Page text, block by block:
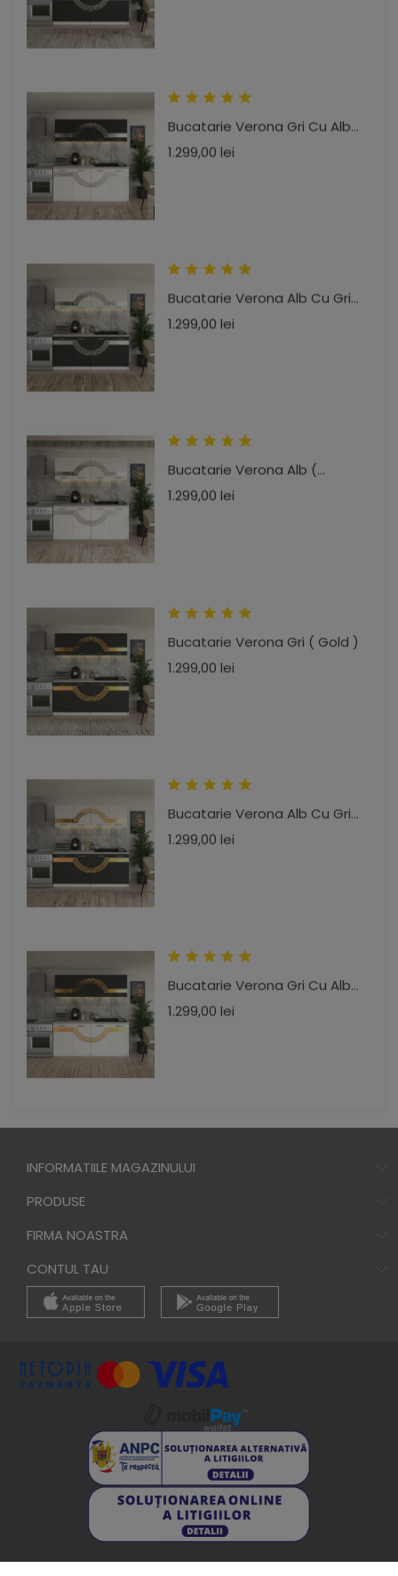
Bucatarie Verona Gri Cu Alb...
1.299,00 leiPret
Bucatarie Verona Alb Cu Gri...
1.299,00 leiPret
Bucatarie Verona Alb (...
1.299,00 leiPret
Bucatarie Verona Gri ( Gold )
1.299,00 leiPret
Bucatarie Verona Alb Cu Gri...
1.299,00 leiPret
Bucatarie Verona Gri Cu Alb...
1.299,00 leiPret
INFORMATIILE MAGAZINULUI
PRODUSE
FIRMA NOASTRA
CONTUL TAU